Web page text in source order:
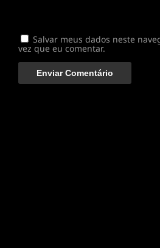
Salvar meus dados neste
vez que eu comentar.